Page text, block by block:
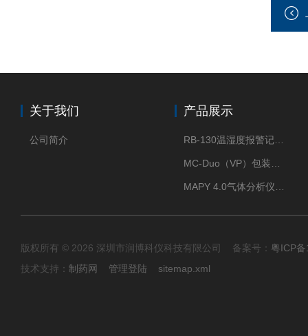
关于我们
公司简介
产品展示
版权所有 © 2026 深圳市润博科仪科技有限公司 备案号： 粤ICP
技术支持： 制药网 管理登陆 sitemap.xml